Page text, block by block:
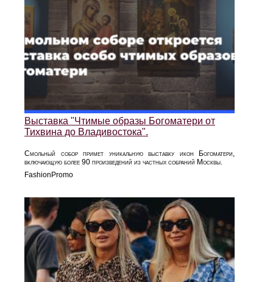
Выставка "Чтимые образы Богоматери от
Тихвина до Владивостока".
Смольный собор примет уникальную выставку икон Богоматери,
включающую более 90 произведений из частных собраний Москвы.
FashionPromo